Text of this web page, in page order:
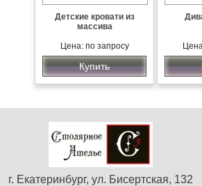
Детские кровати из
массива
Цена: по запросу
Купить
г. Екатеринбург, ул. Бисертская, 132